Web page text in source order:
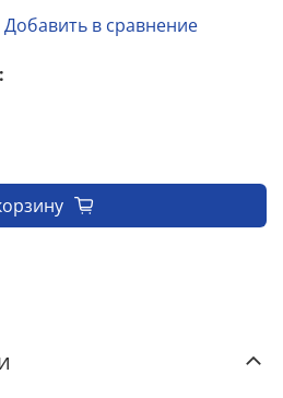
Добавить в сравнение